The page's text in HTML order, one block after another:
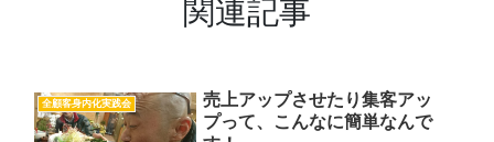
関連記事
全顧客身内化実践会
売上アップさせたり集客アッ
プって、こんなに簡単なんで